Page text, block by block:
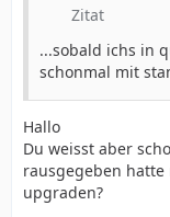
Zitat
...sobald ichs in
schonmal mit
Hallo
Du weisst aber
rausgegeben hatte
upgraden?